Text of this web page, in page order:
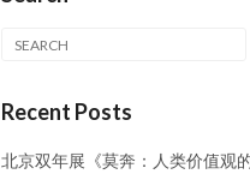
Recent Posts
北京双年展《莫奔：人类价值观